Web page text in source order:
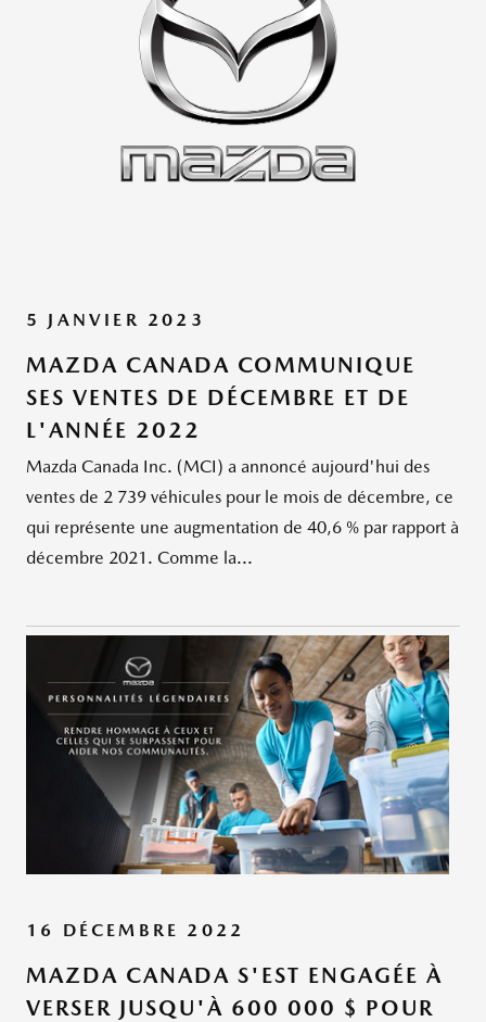
5 JANVIER 2023
MAZDA CANADA COMMUNIQUE
SES VENTES DE DÉCEMBRE ET DE
L'ANNÉE 2022
Mazda Canada Inc. (MCI) a annoncé aujourd'hui des
ventes de 2 739 véhicules pour le mois de décembre, ce
qui représente une augmentation de 40,6 % par rapport à
décembre 2021. Comme la...
16 DÉCEMBRE 2022
MAZDA CANADA S'EST ENGAGÉE À
VERSER JUSQU'À 600 000 $ POUR